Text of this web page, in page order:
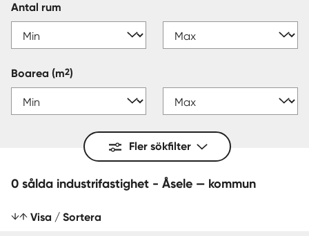
Antal rum
Boarea (m2)
Fler sökfilter
0 sålda industrifastighet - Åsele — kommun
Visa / Sortera